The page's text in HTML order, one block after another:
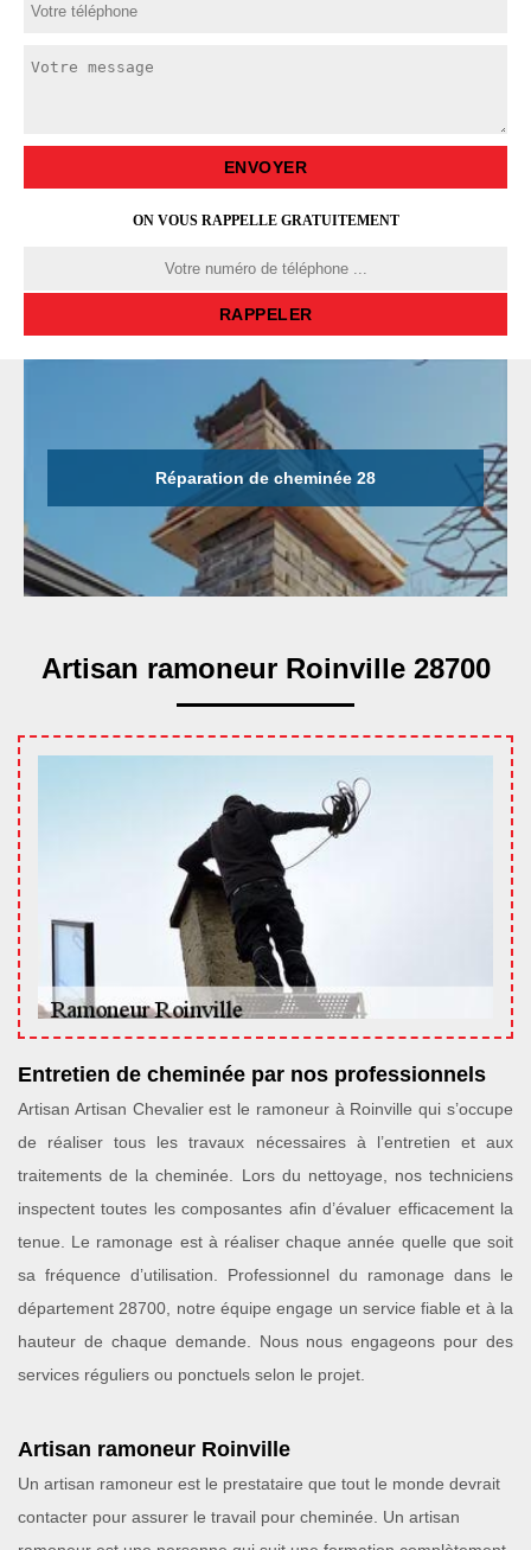
ON VOUS RAPPELLE GRATUITEMENT
Réparation de cheminée 28
Artisan ramoneur Roinville 28700
Entretien de cheminée par nos professionnels
Artisan Artisan Chevalier est le ramoneur à Roinville qui s’occupe
de réaliser tous les travaux nécessaires à l’entretien et aux
traitements de la cheminée. Lors du nettoyage, nos techniciens
inspectent toutes les composantes afin d’évaluer efficacement la
tenue. Le ramonage est à réaliser chaque année quelle que soit
sa fréquence d’utilisation. Professionnel du ramonage dans le
département 28700, notre équipe engage un service fiable et à la
hauteur de chaque demande. Nous nous engageons pour des
services réguliers ou ponctuels selon le projet.
Artisan ramoneur Roinville
Un artisan ramoneur est le prestataire que tout le monde devrait
contacter pour assurer le travail pour cheminée. Un artisan